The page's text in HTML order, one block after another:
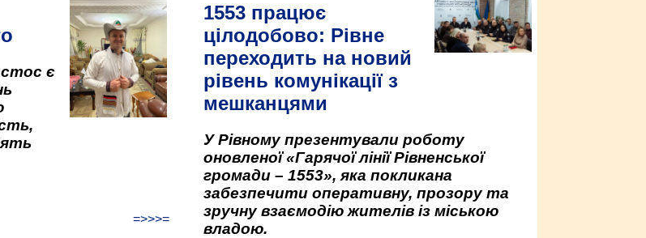
є
=>>>=
1553 працює
цілодобово: Рівне
переходить на новий
рівень комунікації з
мешканцями
У Рівному презентували роботу
оновленої «Гарячої лінії Рівненської
громади – 1553», яка покликана
забезпечити оперативну, прозору та
зручну взаємодію жителів із міською
владою.